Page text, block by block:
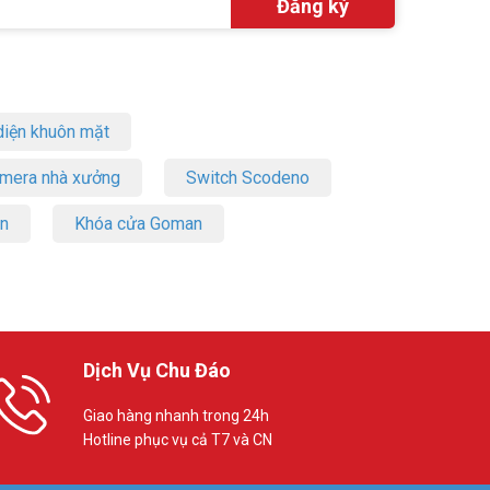
khuôn mặt
nhà xưởng Switch Scodeno
Khóa cửa Goman
Dịch Vụ Chu Đáo
Giao hàng nhanh trong 24h
Hotline phục vụ cả T7 và CN